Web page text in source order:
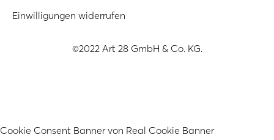
Einwilligungen widerrufen
©2022 Art 28 GmbH & Co. KG.
Cookie Consent Banner von Real Cookie Banner